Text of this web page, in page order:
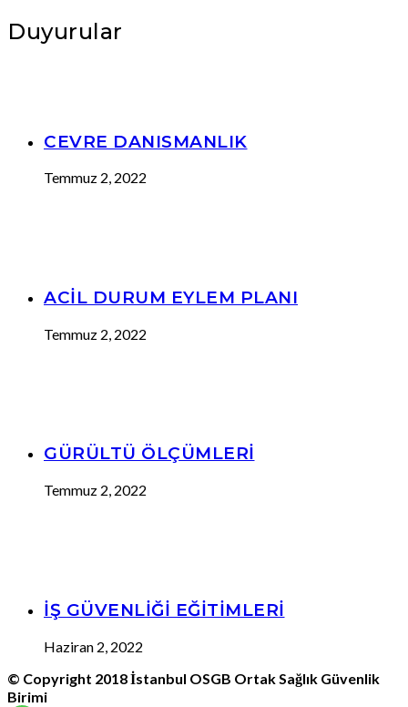
Duyurular
CEVRE DANISMANLIK
Temmuz 2, 2022
ACİL DURUM EYLEM PLANI
Temmuz 2, 2022
GÜRÜLTÜ ÖLÇÜMLERİ
Temmuz 2, 2022
İŞ GÜVENLİĞİ EĞİTİMLERİ
Haziran 2, 2022
© Copyright 2018İstanbul OSGB Ortak Sağlık Güvenlik
Birimi